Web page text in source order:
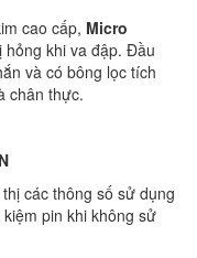
cao cấp, Micro
khi va đập. Đầu
và có bông lọc tích
chân thực.
các thông số sử dụng
pin khi không sử